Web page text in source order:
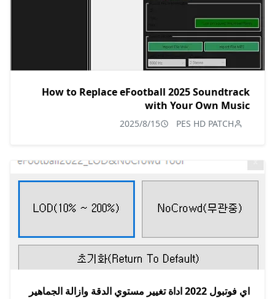
How to Replace eFootball 2025 Soundtrack
with Your Own Music
PES HD PATCH
2025/8/15
اي فوتبول 2022 اداة تغيير مستوي الدقة وازالة الجماهير